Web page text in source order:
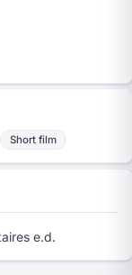
Short film
e.d.